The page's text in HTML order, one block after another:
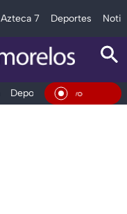
Azteca 7 Deportes
Deportes Espectáculos
En